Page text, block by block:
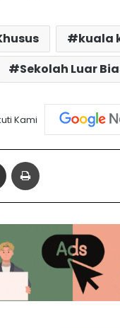
kuala
Sekolah Luar
Kami
Share via Email